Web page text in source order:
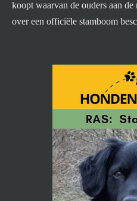
koopt waarvan de ouders aan
over een officiële stamboom